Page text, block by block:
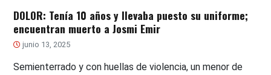
DOLOR: Tenía 10 años y llevaba puesto su uniforme;
encuentran muerto a Josmi Emir
junio 13, 2025
Semienterrado y con huellas de violencia, un menor de